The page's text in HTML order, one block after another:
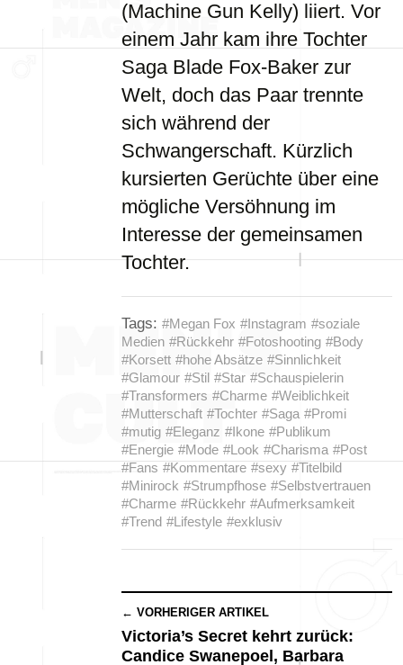
(Machine Gun Kelly) liiert. Vor
einem Jahr kam ihre Tochter
Saga Blade Fox-Baker zur
Welt, doch das Paar trennte
sich während der
Schwangerschaft. Kürzlich
kursierten Gerüchte über eine
mögliche Versöhnung im
Interesse der gemeinsamen
Tochter.
Tags: #Megan Fox #Instagram #soziale
Medien #Rückkehr #Fotoshooting #Body
#Korsett #hohe Absätze #Sinnlichkeit
#Glamour #Stil #Star #Schauspielerin
#Transformers #Charme #Weiblichkeit
#Mutterschaft #Tochter #Saga #Promi
#mutig #Eleganz #Ikone #Publikum
#Energie #Mode #Look #Charisma #Post
#Fans #Kommentare #sexy #Titelbild
#Minirock #Strumpfhose #Selbstvertrauen
#Charme #Rückkehr #Aufmerksamkeit
#Trend #Lifestyle #exklusiv
← VORHERIGER ARTIKEL
Victoria’s Secret kehrt zurück:
Candice Swanepoel, Barbara